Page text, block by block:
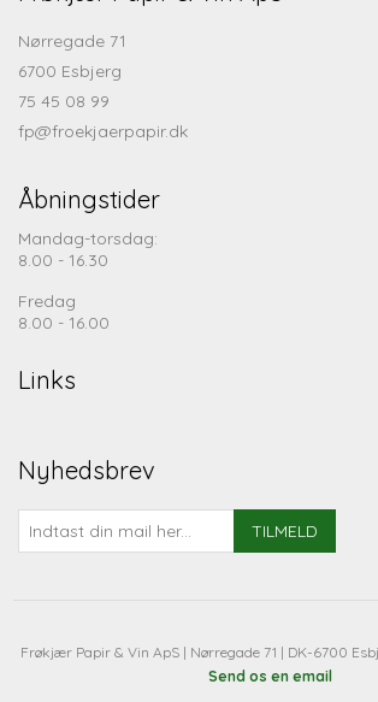
Nørregade 71
6700 Esbjerg
75 45 08 99
fp@froekjaerpapir.dk
Åbningstider
Mandag-torsdag:
8.00 - 16.30
Fredag
8.00 - 16.00
Links
Nyhedsbrev
TILMELD
Frøkjær Papir & Vin ApS | Nørregade 71 | DK-6700
Send os en email